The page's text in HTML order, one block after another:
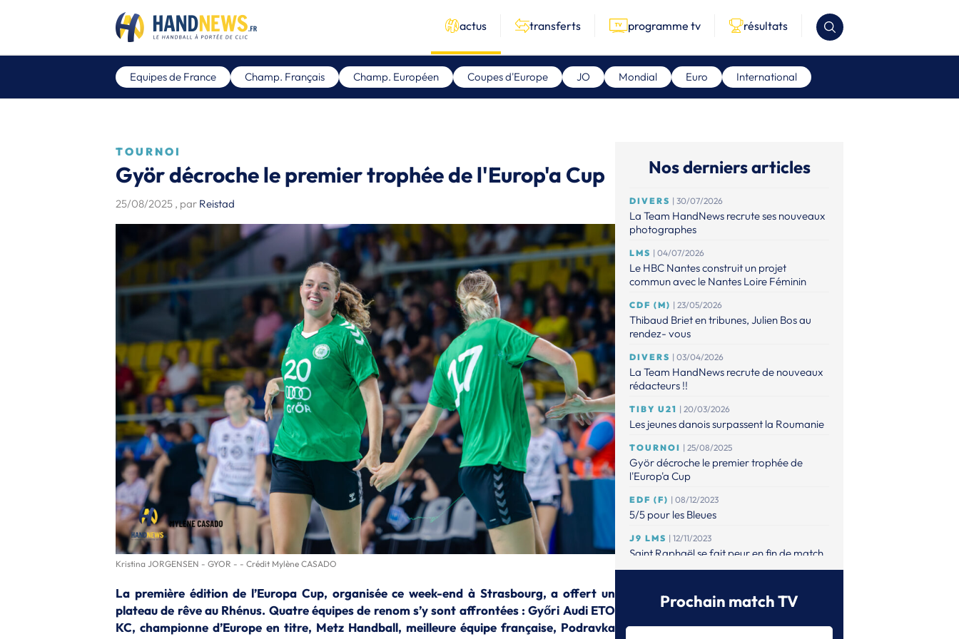
actus transferts programme tv résultats
Equipes de France Champ. Français Champ. Européen Coupes d'Europe JO Mondial Euro International
TOURNOI
Györ décroche le premier trophée de l'Europ'a Cup
25/08/2025 , par Reistad
Kristina JORGENSEN - GYOR - - Crédit Mylène CASADO
La première édition de l’Europa Cup, organisée ce week-end à Strasbourg, a offert un
plateau de rêve au Rhénus. Quatre équipes de renom s’y sont affrontées : Győri Audi ETO
KC, championne d’Europe en titre, Metz Handball, meilleure équipe française, Podravka
Nos derniers articles
DIVERS | 30/07/2026
La Team HandNews recrute ses nouveaux
photographes
LMS | 04/07/2026
Le HBC Nantes construit un projet
commun avec le Nantes Loire Féminin
CDF (M) | 23/05/2026
Thibaud Briet en tribunes, Julien Bos au
rendez- vous
DIVERS | 03/04/2026
La Team HandNews recrute de nouveaux
rédacteurs !!
TIBY U21 | 20/03/2026
Les jeunes danois surpassent la Roumanie
TOURNOI | 25/08/2025
Györ décroche le premier trophée de
l'Europ'a Cup
EDF (F) | 08/12/2023
5/5 pour les Bleues
J9 LMS | 12/11/2023
Saint Raphaël se fait peur en fin de match
face à Aix
Sélestat et Pontault cartonnent, Valence et
Prochain match TV